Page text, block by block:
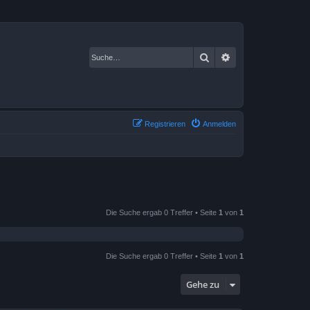
Suche
Anmelden
Registrieren
Die Suche ergab 0 Treffer • Seite 1 von 1
Die Suche ergab 0 Treffer • Seite 1 von 1
Gehe zu